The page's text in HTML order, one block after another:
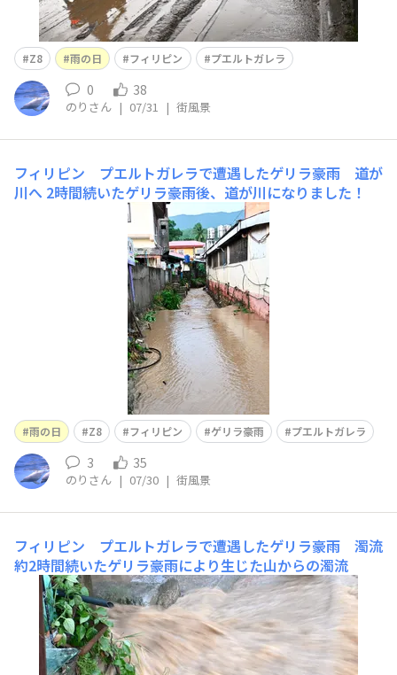
Z8 雨の日 フィリピン プエルトガレラ
0 38
のりさん | 07/31 | 街風景
フィリピン プエルトガレラで遭遇したゲリラ豪雨 道が
川へ 2時間続いたゲリラ豪雨後、道が川になりました！
雨の日 Z8 フィリピン ゲリラ豪雨 プエルトガレラ
3 35
のりさん | 07/30 | 街風景
フィリピン プエルトガレラで遭遇したゲリラ豪雨 濁流
約2時間続いたゲリラ豪雨により生じた山からの濁流